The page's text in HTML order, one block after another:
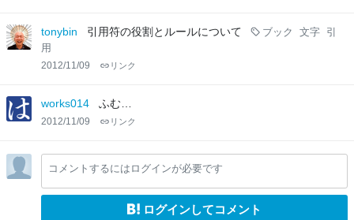
tonybin 引用符の役割とルールについて ブック 文字
引
用
2012/11/09 リンク
works014 ふむ…
2012/11/09 リンク
コメントするにはログインが必要です
ログインしてコメント